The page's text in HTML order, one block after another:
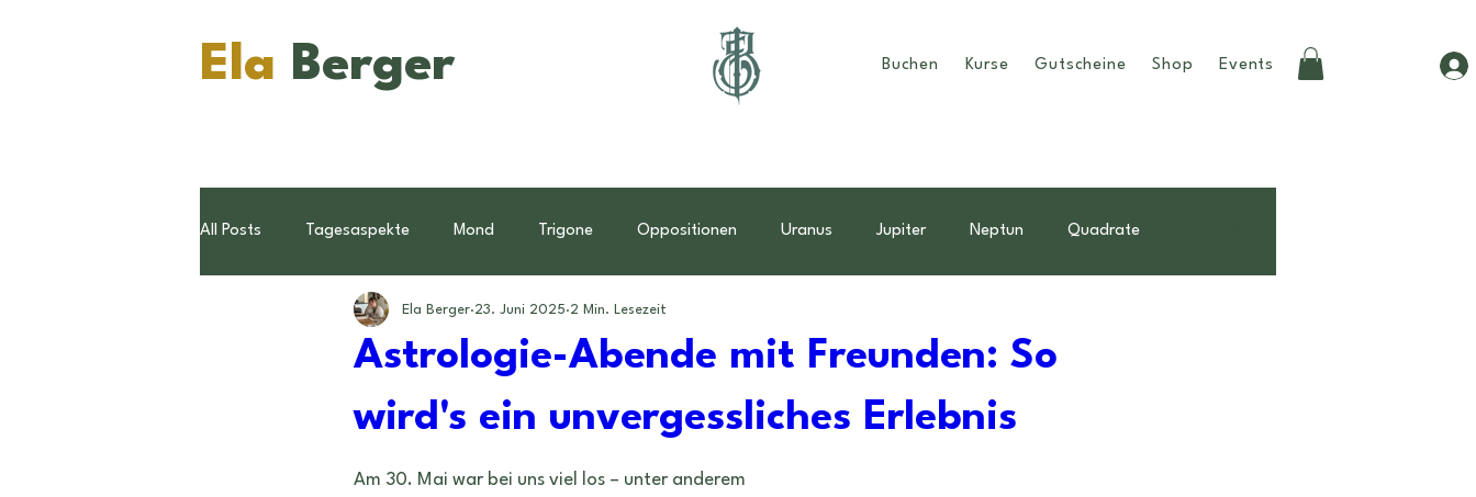
Ela Berger Buchen Kurse Gutscheine Shop Events
All Posts Tagesaspekte Mond Trigone Oppositionen Uranus Jupiter Neptun Quadrate
Pluto Widder Muttertag
Ratschläge Monatsübersicht sonne energien männlichkeit weiblichkeit
Astrologie-Abende mit Freunden: So
wird's ein unvergessliches Erlebnis
Ela Berger 23. Juni 2025 2 Min. Lesezeit
Am 30. Mai war bei uns viel los – unter anderem